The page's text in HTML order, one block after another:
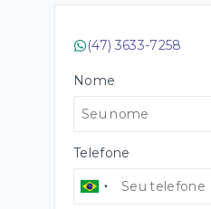
(47) 3633-7258
Nome
Telefone